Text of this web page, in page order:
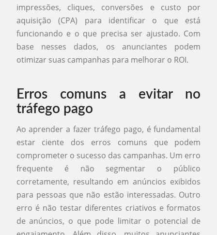
impressões, cliques, conversões e custo por
aquisição (CPA) para identificar o que está
funcionando e o que precisa ser ajustado. Com
base nesses dados, os anunciantes podem
otimizar suas campanhas para melhorar o ROI.
Erros comuns a evitar no
tráfego pago
Ao aprender a fazer tráfego pago, é fundamental
estar ciente dos erros comuns que podem
comprometer o sucesso das campanhas. Um erro
frequente é não segmentar o público
corretamente, resultando em anúncios exibidos
para pessoas que não estão interessadas. Outro
erro é não testar diferentes criativos e formatos
de anúncios, o que pode limitar o potencial de